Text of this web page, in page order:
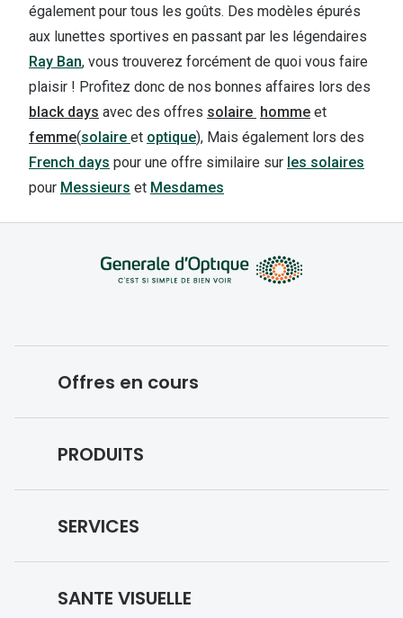
également pour tous les goûts. Des modèles épurés
aux lunettes sportives en passant par les légendaires
Ray Ban, vous trouverez forcément de quoi vous faire
plaisir ! Profitez donc de nos bonnes affaires lors des
black days avec des offres solaire homme et
femme(solaire et optique), Mais également lors des
French days pour une offre similaire sur les solaires
pour Messieurs et Mesdames
Offres en cours
PRODUITS
SERVICES
SANTE VISUELLE